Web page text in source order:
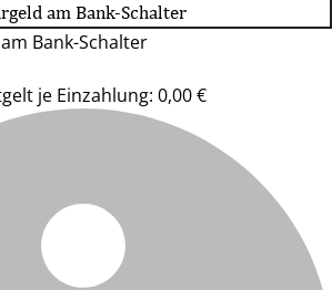
am Bank-Schalter
Bank-Schalter
je Einzahlung: 0,00 €